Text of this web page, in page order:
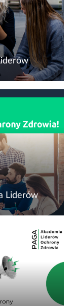
im.
zdolnym i
ochrony
Liderów
stawia sobie